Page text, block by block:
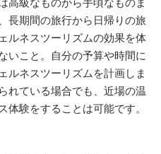
高級なものから手頃なものま
長期間の旅行から日帰りの旅
ルネスツーリズムの効果を体
いこと。自分の予算や時間に
ルネスツーリズムを計画しま
れている場合でも、近場の温
体験をすることは可能です。